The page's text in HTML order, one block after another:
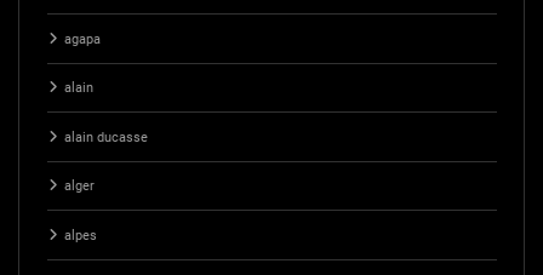
agapa
alain
alain ducasse
alger
alpes